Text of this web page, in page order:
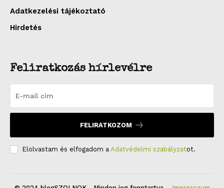
Adatkezelési tájékoztató
Hirdetés
Feliratkozás hírlevélre
FELIRATKOZOM
Elolvastam és elfogadom a Adatvédelmi szabályzatot.